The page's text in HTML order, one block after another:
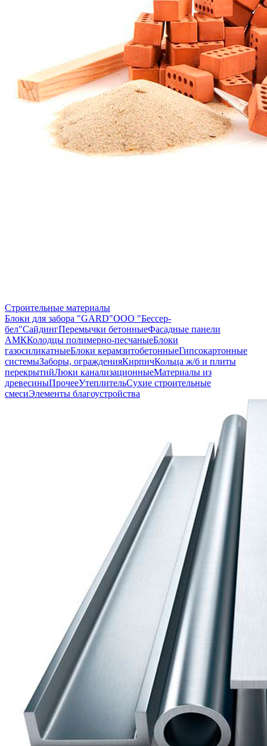
Строительные материалы
Блоки для забора "GARD"ООО "Бессер-
бел"СайдингПеремычки бетонныеФасадные панели
АМККолодцы полимерно-песчаныеБлоки
газосиликатныеБлоки керамзитобетонныеГипсокартонные
системыЗаборы, огражденияКирпичКольца ж/б и плиты
перекрытийЛюки канализационныеМатериалы из
древесиныПрочееУтеплительСухие строительные
смесиЭлементы благоустройства